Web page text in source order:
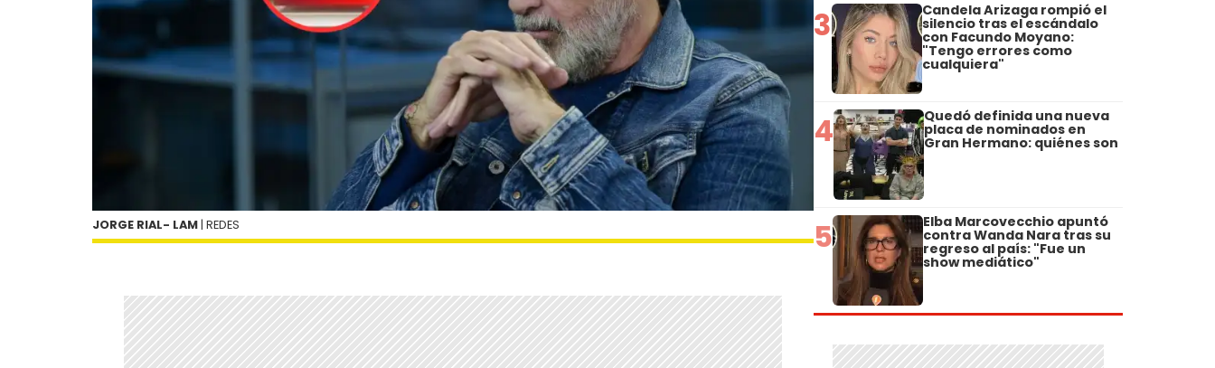
JORGE RIAL- LAM | REDES
3 Candela Arizaga rompió el
silencio tras el escándalo
con Facundo Moyano:
"Tengo errores como
cualquiera"
4 Quedó definida una nueva
placa de nominados en
Gran Hermano: quiénes son
5 Elba Marcovecchio apuntó
contra Wanda Nara tras su
regreso al país: "Fue un
show mediático"